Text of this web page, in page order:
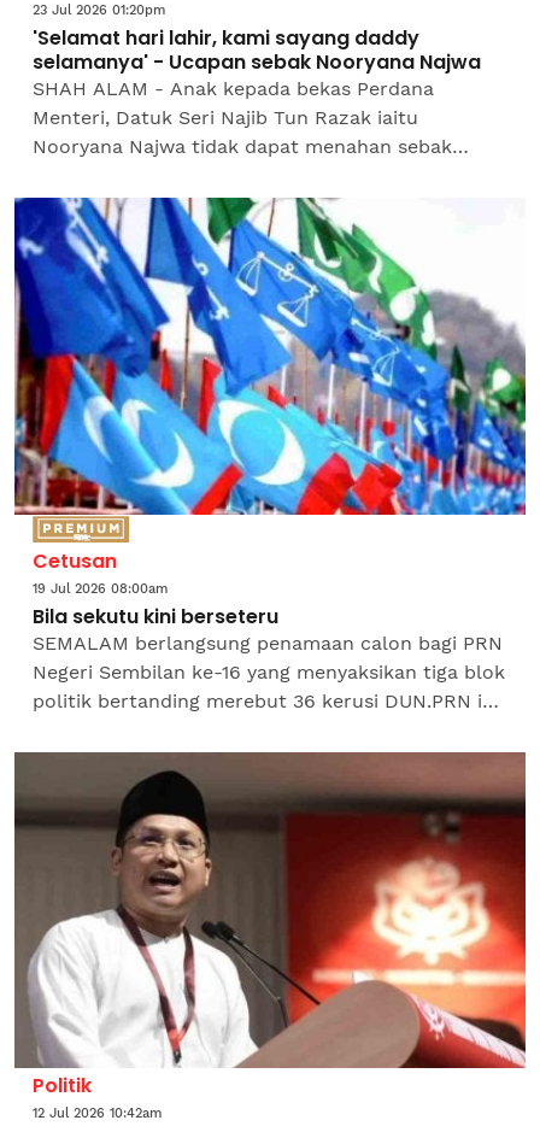
23 Jul 2026 01:20pm
'Selamat hari lahir, kami sayang daddy
selamanya' - Ucapan sebak Nooryana Najwa
SHAH ALAM - Anak kepada bekas Perdana
Menteri, Datuk Seri Najib Tun Razak iaitu
Nooryana Najwa tidak dapat menahan sebak
merupakan hari lahir...
Cetusan
19 Jul 2026 08:00am
Bila sekutu kini berseteru
SEMALAM berlangsung penamaan calon bagi PRN
Negeri Sembilan ke-16 yang menyaksikan tiga blok
politik bertanding merebut 36 kerusi DUN.PRN ini
sangat luar...
Politik
12 Jul 2026 10:42am